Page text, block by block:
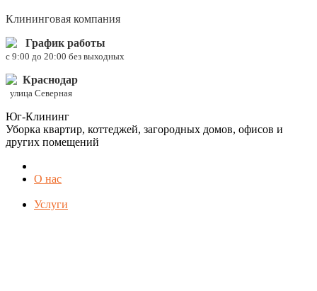
Клининговая компания
График работы
c 9:00 до 20:00 без выходных
Краснодар
улица Северная
Юг-Клининг
Уборка квартир, коттеджей, загородных домов, офисов и
других помещений
О нас
Услуги